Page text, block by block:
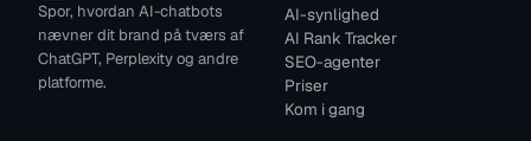
Spor, hvordan AI-chatbots
nævner dit brand på tværs af
ChatGPT, Perplexity og andre
platforme.
AI-synlighed
AI Rank Tracker
SEO-agenter
Priser
Kom i gang